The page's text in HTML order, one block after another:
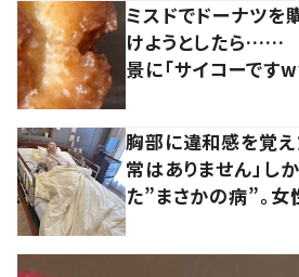
ミスドでドーナツを
けようとしたら……
景に「サイコーです
胸部に違和感を覚
常はありません」し
た”まさかの病”。